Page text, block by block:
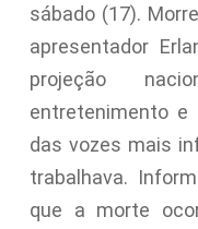
sábado (17).
apresentador
projeção
entretenimento
das vozes mais
trabalhava.
que a morte